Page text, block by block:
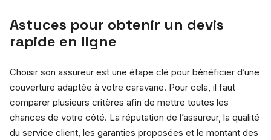
Astuces pour obtenir un devis
rapide en ligne
Choisir son assureur est une étape clé pour bénéficier d’une
couverture adaptée à votre caravane. Pour cela, il faut
comparer plusieurs critères afin de mettre toutes les
chances de votre côté. La réputation de l’assureur, la qualité
du service client, les garanties proposées et le montant des